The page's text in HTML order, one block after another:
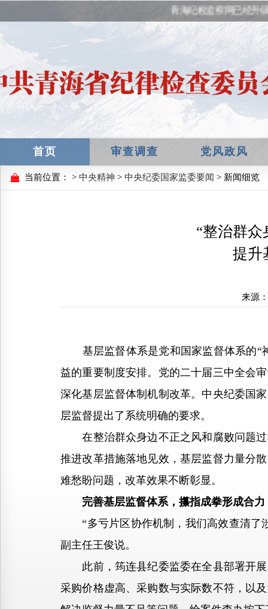
青海纪检监察网已经升
首页 审查调查 党风政风
当前位置： > 中央精神 > 中央纪委国家监委要闻 > 新闻细览
“整治群
提升
来源：
基层监督体系是党和国家监督体系的“
益的重要制度安排。党的二十届三中全会
深化基层监督体制机制改革。中央纪委国
层监督提出了系统明确的要求。
在整治群众身边不正之风和腐败问题过
推进改革措施落地见效，基层监督力量分
难愁盼问题，改革效果不断彰显。
完善基层监督体系，攥指成拳形成合力
“多亏片区协作机制，我们高效查清了涉
副主任王俊说。
此前，筠连县纪委监委在全县部署开展
采购价格虚高、采购数与实际数不符，以